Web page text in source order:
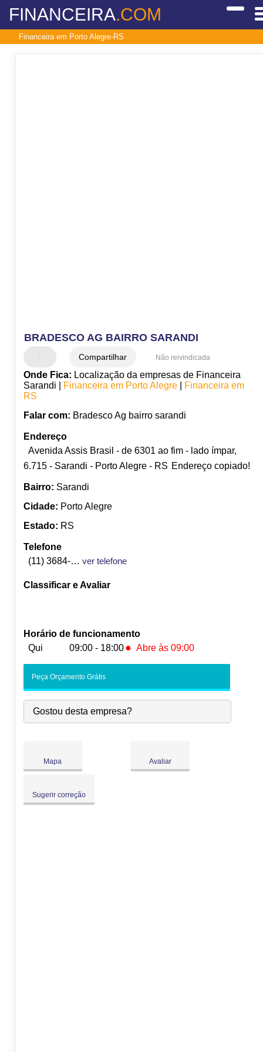
FINANCEIRA.COM
Financeira em Porto Alegre-RS
BRADESCO AG BAIRRO SARANDI
Compartilhar Não reivindicada
Onde Fica: Localização da empresas de Financeira
Sarandi |
Financeira em Porto Alegre|
Financeira em
RS
Falar com: Bradesco Ag bairro sarandi
Endereço
Avenida Assis Brasil - de 6301 ao fim - lado ímpar,
6.715 - Sarandi - Porto Alegre - RS Endereço copiado!
Bairro: Sarandi
Cidade: Porto Alegre
Estado: RS
Telefone
(11) 3684-4621
ver telefone
Classificar e Avaliar
Horário de funcionamento
Qui
09:00 - 18:00 ● Abre às 09:00
-
Qua:
09:00-18:00
Qui:
09:00-18:00 ●
Peça Orçamento Grátis
Gostou desta empresa?
Mapa Avaliar
Sugerir correção